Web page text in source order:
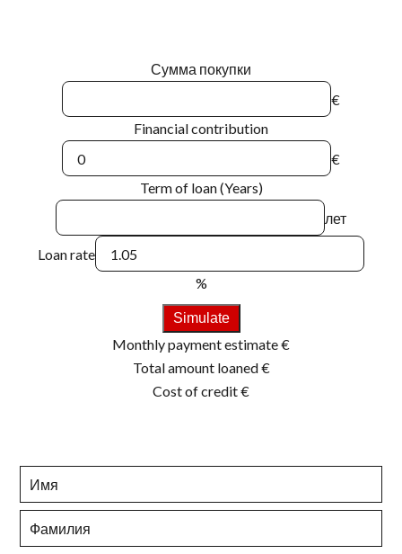
Сумма покупки
€
Financial contribution
€
Term of loan (Years)
лет
Loan rate
%
Simulate
Monthly payment estimate€
Total amount loaned€
Cost of credit€